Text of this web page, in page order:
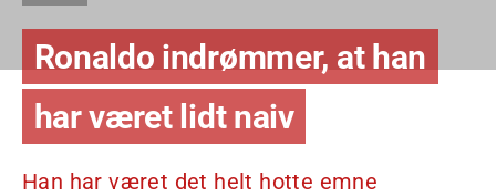
Ronaldo indrømmer, at han
har været lidt naiv
Han har været det helt hotte emne